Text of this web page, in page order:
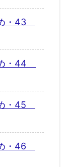
・43
・44
・45
・46